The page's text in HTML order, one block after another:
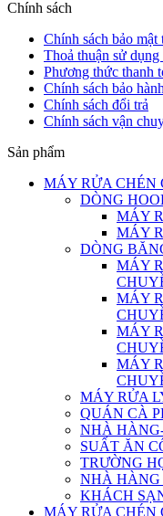
Chính sách
Chính sách bảo mật
Thoả thuận sử
Phương thức thanh
Chính sách bảo hành
Chính sách đổi trả
Chính sách vận
Sản phẩm
MÁY RỬA CHÉN
DÒNG
MÁY
MÁY
DÒNG
MÁY
MÁY
MÁY
MÁY
MÁY RỬA
QUÁN CÀ
NHÀ
SUẤT ĂN
TRƯỜNG
NHÀ HÀNG
KHÁCH
MÁY RỬA CHÉN